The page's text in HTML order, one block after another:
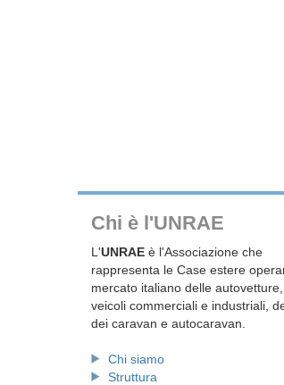
Chi è l'UNRAE
L'UNRAE è l'Associazione che
rappresenta le Case estere
mercato italiano delle
veicoli commerciali e industriali,
dei caravan e autocaravan.
Chi siamo
Struttura